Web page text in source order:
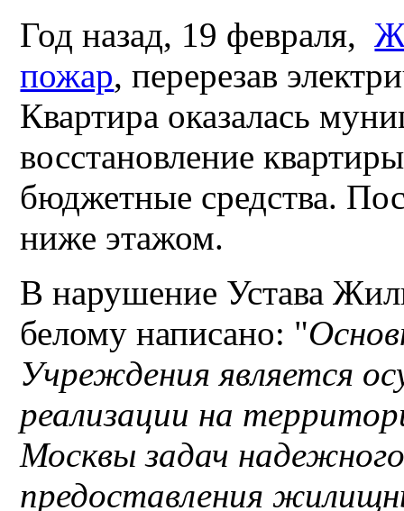
Год назад, 19 февраля,
пожар, перерезав
Квартира оказалась
восстановление
бюджетные средства.
ниже этажом.
В нарушение Устава
белому написано: "
Учреждения является
реализации на
Москвы задач
предоставления